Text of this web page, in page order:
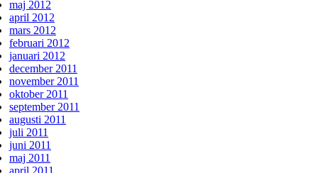
maj 2012
april 2012
mars 2012
februari 2012
januari 2012
december 2011
november 2011
oktober 2011
september 2011
augusti 2011
juli 2011
juni 2011
maj 2011